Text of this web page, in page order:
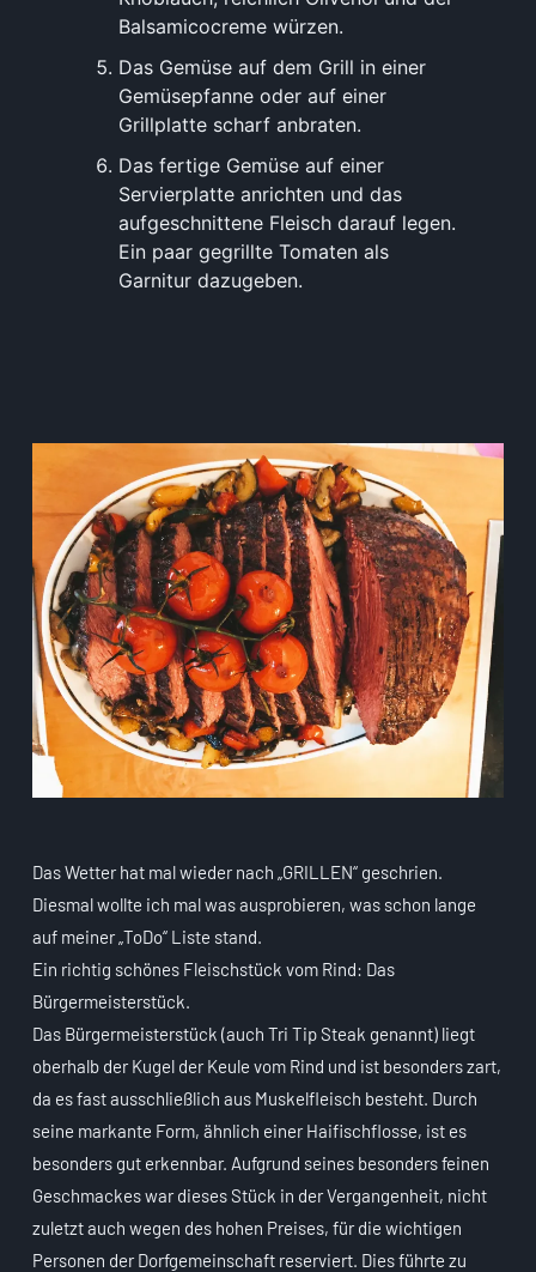
Balsamicocreme würzen.
Das Gemüse auf dem Grill in einer
Gemüsepfanne oder auf einer
Grillplatte scharf anbraten.
Das fertige Gemüse auf einer
Servierplatte anrichten und das
aufgeschnittene Fleisch darauf legen.
Ein paar gegrillte Tomaten als
Garnitur dazugeben.
Das Wetter hat mal wieder nach „GRILLEN“ geschrien.
Diesmal wollte ich mal was ausprobieren, was schon lange
auf meiner „ToDo“ Liste stand.
Ein richtig schönes Fleischstück vom Rind: Das
Bürgermeisterstück.
Das Bürgermeisterstück (auch Tri Tip Steak genannt) liegt
oberhalb der Kugel der Keule vom Rind und ist besonders zart,
da es fast ausschließlich aus Muskelfleisch besteht. Durch
seine markante Form, ähnlich einer Haifischflosse, ist es
besonders gut erkennbar. Aufgrund seines besonders feinen
Geschmackes war dieses Stück in der Vergangenheit, nicht
zuletzt auch wegen des hohen Preises, für die wichtigen
Personen der Dorfgemeinschaft reserviert. Dies führte zu